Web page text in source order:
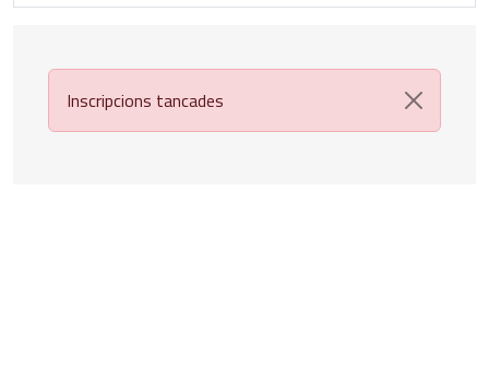
Inscripcions tancades